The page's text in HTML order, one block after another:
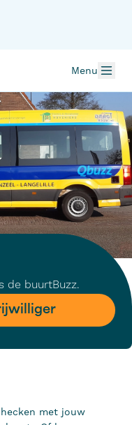
Menu
de buurtBuzz.
met jouw